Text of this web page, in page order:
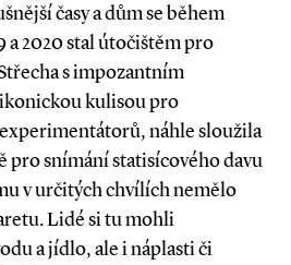
časy a dům se během
a 2020 stal útočištěm pro
s impozantním
kulisou pro
náhle sloužila
pro snímání statisícového davu
v určitých chvílích nemělo
Lidé si tu mohli
a jídlo, ale i náplasti či